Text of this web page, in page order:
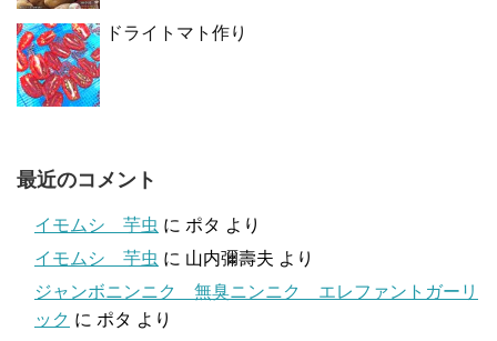
ドライトマト作り
最近のコメント
イモムシ 芋虫 に ポタ より
イモムシ 芋虫 に 山内彌壽夫 より
ジャンボニンニク 無臭ニンニク エレファントガーリ
ック に ポタ より